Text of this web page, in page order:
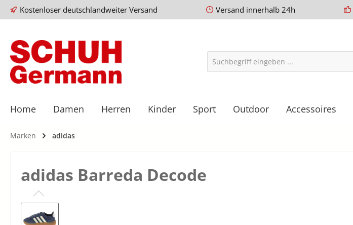
Kostenloser deutschlandweiter Versand Versand innerhalb 24h
Home Damen Herren Kinder Sport Outdoor Accessoires
Marken adidas
adidas Barreda Decode